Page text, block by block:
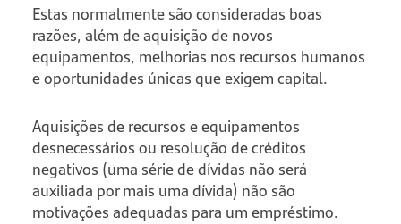
Estas normalmente são consideradas boas
razões, além de aquisição de novos
equipamentos, melhorias nos recursos humanos
e oportunidades únicas que exigem capital.
Aquisições de recursos e equipamentos
desnecessários ou resolução de créditos
negativos (uma série de dívidas não será
auxiliada por mais uma dívida) não são
motivações adequadas para um empréstimo.